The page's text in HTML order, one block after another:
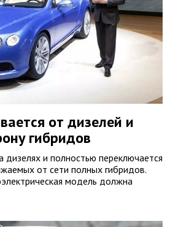
от дизелей и
гибридов
дизелях и полностью переключается
от сети полных гибридов.
модель должна